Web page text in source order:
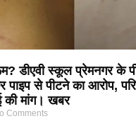
डीएवी स्कूल प्रेमनगर के
से पीटने का आरोप,
की मांग। खबर
Comments